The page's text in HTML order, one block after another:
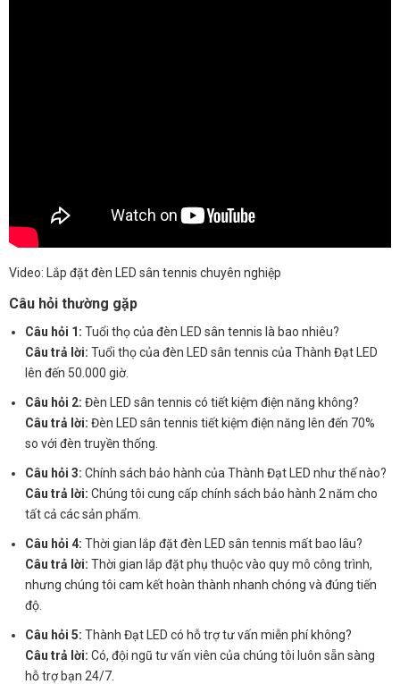
Video: Lắp đặt đèn LED sân tennis chuyên nghiệp
Câu hỏi thường gặp
Câu hỏi 1: Tuổi thọ của đèn LED sân tennis là bao nhiêu?
Câu trả lời: Tuổi thọ của đèn LED sân tennis của Thành Đạt LED
lên đến 50.000 giờ.
Câu hỏi 2: Đèn LED sân tennis có tiết kiệm điện năng không?
Câu trả lời: Đèn LED sân tennis tiết kiệm điện năng lên đến 70%
so với đèn truyền thống.
Câu hỏi 3: Chính sách bảo hành của Thành Đạt LED như thế nào?
Câu trả lời: Chúng tôi cung cấp chính sách bảo hành 2 năm cho
tất cả các sản phẩm.
Câu hỏi 4: Thời gian lắp đặt đèn LED sân tennis mất bao lâu?
Câu trả lời: Thời gian lắp đặt phụ thuộc vào quy mô công trình,
nhưng chúng tôi cam kết hoàn thành nhanh chóng và đúng tiến
độ.
Câu hỏi 5: Thành Đạt LED có hỗ trợ tư vấn miễn phí không?
Câu trả lời: Có, đội ngũ tư vấn viên của chúng tôi luôn sẵn sàng
hỗ trợ bạn 24/7.